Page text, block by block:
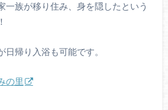
一族が移り住み、身を隠したという
日帰り入浴も可能です。
の里